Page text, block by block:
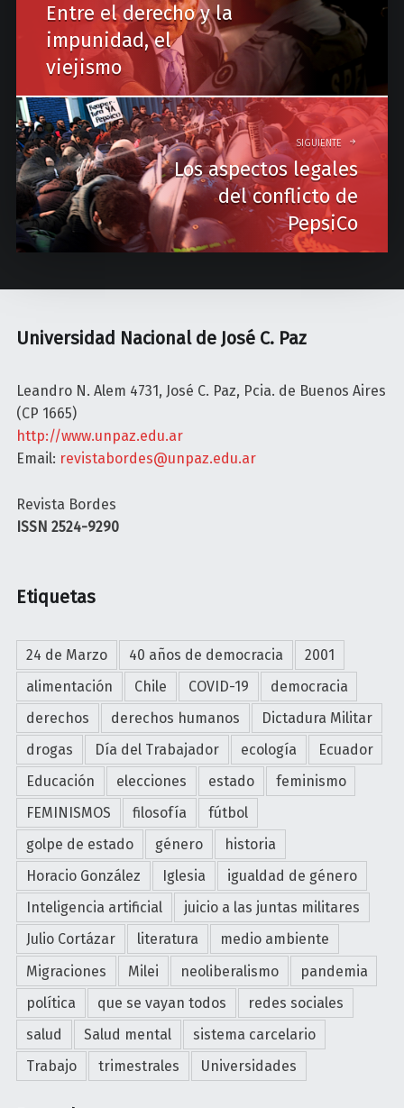
a
v
i
g
a
o
Entre el derecho y la
impunidad, el
viejismo
SIGUIENTE
Los aspectos legales
del conflicto de
PepsiCo
Universidad Nacional de José C. Paz
Leandro N. Alem 4731, José C. Paz, Pcia. de Buenos Aires
(CP 1665)
http://www.unpaz.edu.ar
Email: revistabordes@unpaz.edu.ar
Revista Bordes
ISSN 2524-9290
Etiquetas
24 de Marzo 40 años de democracia
2001
alimentación
Chile COVID-19
democracia
derechos
derechos humanos
Dictadura Militar
drogas
Día del Trabajador ecología
Ecuador
Educación
elecciones estado
feminismo
FEMINISMOS
filosofía
fútbol
golpe de estado
género
historia
Horacio González
Iglesia
igualdad de género
Inteligencia artificial
juicio a las juntas militares
Julio Cortázar
literatura
medio ambiente
Migraciones
Milei neoliberalismo
pandemia
política
que se vayan todos
redes sociales
salud
Salud mental
sistema carcelario
Trabajo
trimestrales Universidades